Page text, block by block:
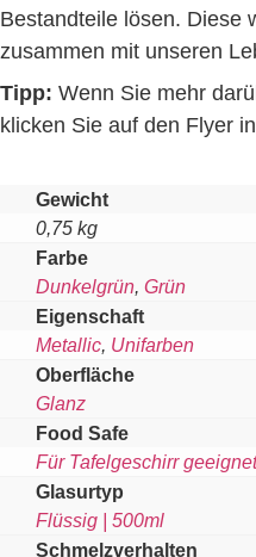
Bestandteile lösen. Diese
zusammen mit unseren
Tipp: Wenn Sie mehr
klicken Sie auf den Flyer
Gewicht
0,75 kg
Farbe
Dunkelgrün, Grün
Eigenschaft
Metallic, Unifarben
Oberfläche
Glanz
Food Safe
Für Tafelgeschirr geeignet
Glasurtyp
Flüssig | 500ml
Schmelzverhalten